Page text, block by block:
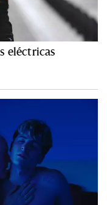
eléctricas